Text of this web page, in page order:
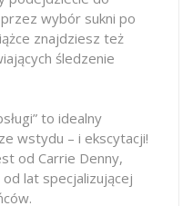
wybór sukni po
znajdziesz też
śledzenie
to idealny
wstydu – i ekscytacji!
od Carrie Denny,
lat specjalizującej